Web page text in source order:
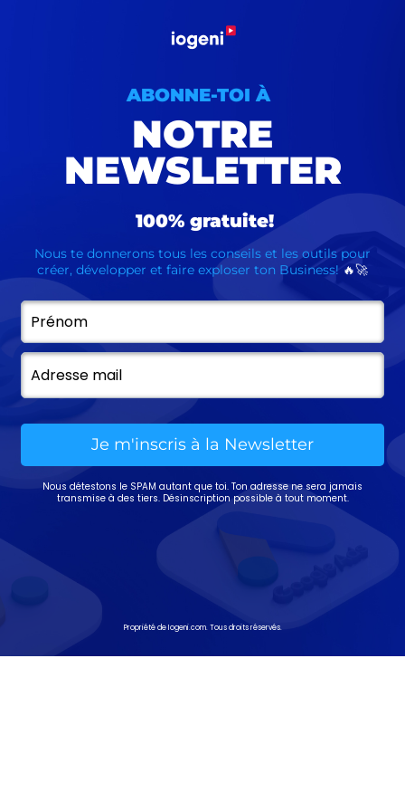
ABONNE-TOI À
NOTRE
NEWSLETTER
100% gratuite!
Nous te donnerons tous les conseils et les outils pour
créer, développer et faire exploser ton Business! 🔥🚀
Je m'inscris à la Newsletter
Nous détestons le SPAM autant que toi. Ton adresse ne sera jamais
transmise à des tiers. Désinscription possible à tout moment.
Propriété de Iogeni.com. Tous droits réservés.